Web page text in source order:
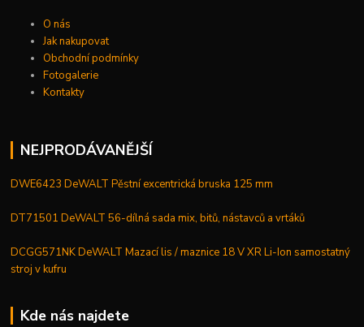
O nás
Jak nakupovat
Obchodní podmínky
Fotogalerie
Kontakty
NEJPRODÁVANĚJŠÍ
DWE6423 DeWALT Pěstní excentrická bruska 125 mm
DT71501 DeWALT 56-dílná sada mix, bitů, nástavců a vrtáků
DCGG571NK DeWALT Mazací lis / maznice 18 V XR Li-Ion samostatný
stroj v kufru
Kde nás najdete